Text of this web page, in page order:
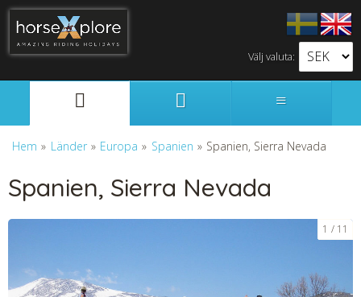
Välj valuta:
Hem » Länder » Europa » Spanien » Spanien, Sierra Nevada
Spanien, Sierra Nevada
1 11